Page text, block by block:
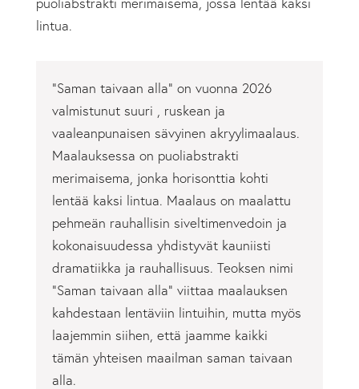
lintua.
”Saman taivaan alla” on vuonna 2026
valmistunut suuri , ruskean ja
vaaleanpunaisen sävyinen akryylimaalaus.
Maalauksessa on puoliabstrakti
merimaisema, jonka horisonttia kohti
lentää kaksi lintua. Maalaus on maalattu
pehmeän rauhallisin siveltimenvedoin ja
kokonaisuudessa yhdistyvät kauniisti
dramatiikka ja rauhallisuus. Teoksen nimi
”Saman taivaan alla” viittaa maalauksen
kahdestaan lentäviin lintuihin, mutta myös
laajemmin siihen, että jaamme kaikki
tämän yhteisen maailman saman taivaan
alla.